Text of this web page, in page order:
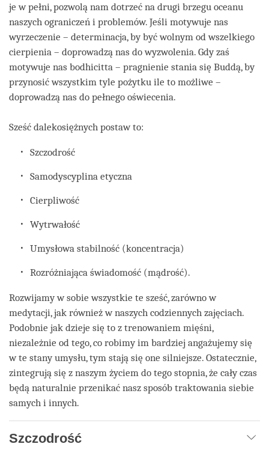
je w pełni, pozwolą nam dotrzeć na drugi brzegu oceanu
naszych ograniczeń i problemów. Jeśli motywuje nas
wyrzeczenie – determinacja, by być wolnym od wszelkiego
cierpienia – doprowadzą nas do wyzwolenia. Gdy zaś
motywuje nas bodhicitta – pragnienie stania się Buddą, by
przynosić wszystkim tyle pożytku ile to możliwe –
doprowadzą nas do pełnego oświecenia.
Sześć dalekosiężnych postaw to:
Szczodrość
Samodyscyplina etyczna
Cierpliwość
Wytrwałość
Umysłowa stabilność (koncentracja)
Rozróżniająca świadomość (mądrość).
Rozwijamy w sobie wszystkie te sześć, zarówno w
medytacji, jak również w naszych codziennych zajęciach.
Podobnie jak dzieje się to z trenowaniem mięśni,
niezależnie od tego, co robimy im bardziej angażujemy się
w te stany umysłu, tym stają się one silniejsze. Ostatecznie,
zintegrują się z naszym życiem do tego stopnia, że cały czas
będą naturalnie przenikać nasz sposób traktowania siebie
samych i innych.
Szczodrość